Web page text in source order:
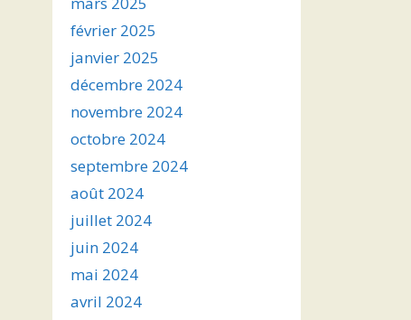
février 2025
janvier 2025
décembre 2024
novembre 2024
octobre 2024
septembre 2024
août 2024
juillet 2024
juin 2024
mai 2024
avril 2024